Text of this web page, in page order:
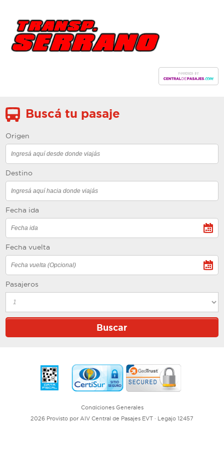
Buscá tu pasaje
Origen
Destino
Fecha ida
Fecha vuelta
Pasajeros
Condiciones Generales
2026 Provisto por AIV Central de Pasajes EVT · Legajo 12457